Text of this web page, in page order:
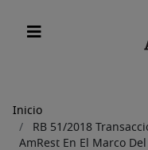
Sobrescribir
enlaces
Inicio
RB 51/2018
AmRest En El Marco